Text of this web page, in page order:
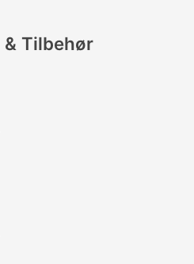
Tilbehør